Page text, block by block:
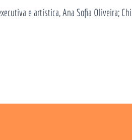
e artística, Ana Sofia Oliveira;